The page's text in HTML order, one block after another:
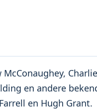
Charlie
en andere
en Hugh Grant.